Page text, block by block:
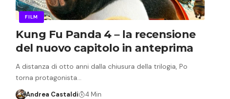
FILM
Kung Fu Panda 4 – la recensione
del nuovo capitolo in anteprima
A distanza di otto anni dalla chiusura della trilogia, Po
torna protagonista…
Andrea Castaldi 4 Min